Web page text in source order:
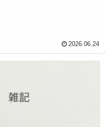
2026.06.24